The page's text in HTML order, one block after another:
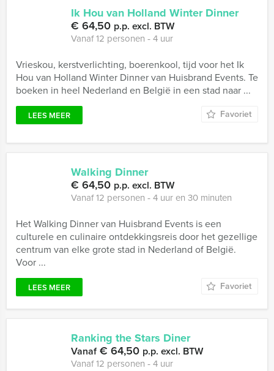
Ik Hou van Holland Winter Dinner
€ 64,50 p.p. excl. BTW
Vanaf 12 personen ‐ 4 uur
Vrieskou, kerstverlichting, boerenkool, tijd voor het Ik
Hou van Holland Winter Dinner van Huisbrand Events. Te
boeken in heel Nederland en België in een stad naar ...
LEES MEER Favoriet
Walking Dinner
€ 64,50 p.p. excl. BTW
Vanaf 12 personen ‐ 4 uur en 30 minuten
Het Walking Dinner van Huisbrand Events is een
culturele en culinaire ontdekkingsreis door het gezellige
centrum van elke grote stad in Nederland of België.
Voor ...
LEES MEER Favoriet
Ranking the Stars Diner
Vanaf€ 64,50 p.p. excl. BTW
Vanaf 12 personen ‐ 4 uur